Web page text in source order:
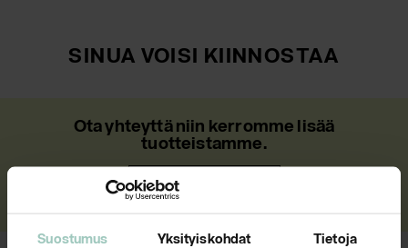
Suostumus Yksityiskohdat Tietoja
SINUA VOISI KIINNOSTAA
Ota yhteyttä niin kerromme lisää
tuotteistamme.
Ota yhteyttä